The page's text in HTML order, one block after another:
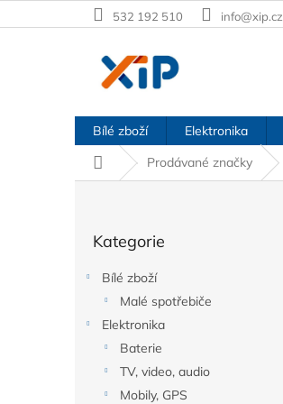
na
532 192 510 info@xip.cz
Bílé zboží Elektronika
Domů
Prodávané značky
kategorie
Kategorie
Bílé zboží
Malé spotřebiče
Elektronika
Baterie
TV, video, audio
Mobily, GPS